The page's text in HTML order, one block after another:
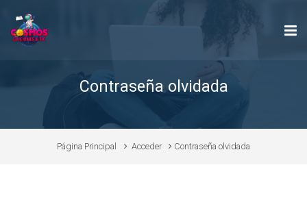
Contraseña olvidada
Página Principal Acceder Contraseña olvidada